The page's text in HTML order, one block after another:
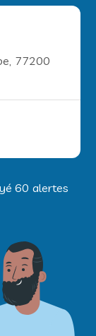
77200
60 alertes